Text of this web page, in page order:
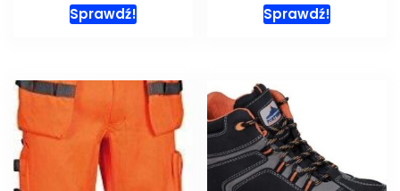
Sprawdź! Sprawdź!